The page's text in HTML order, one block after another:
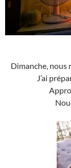
Dimanche, nous
J’ai